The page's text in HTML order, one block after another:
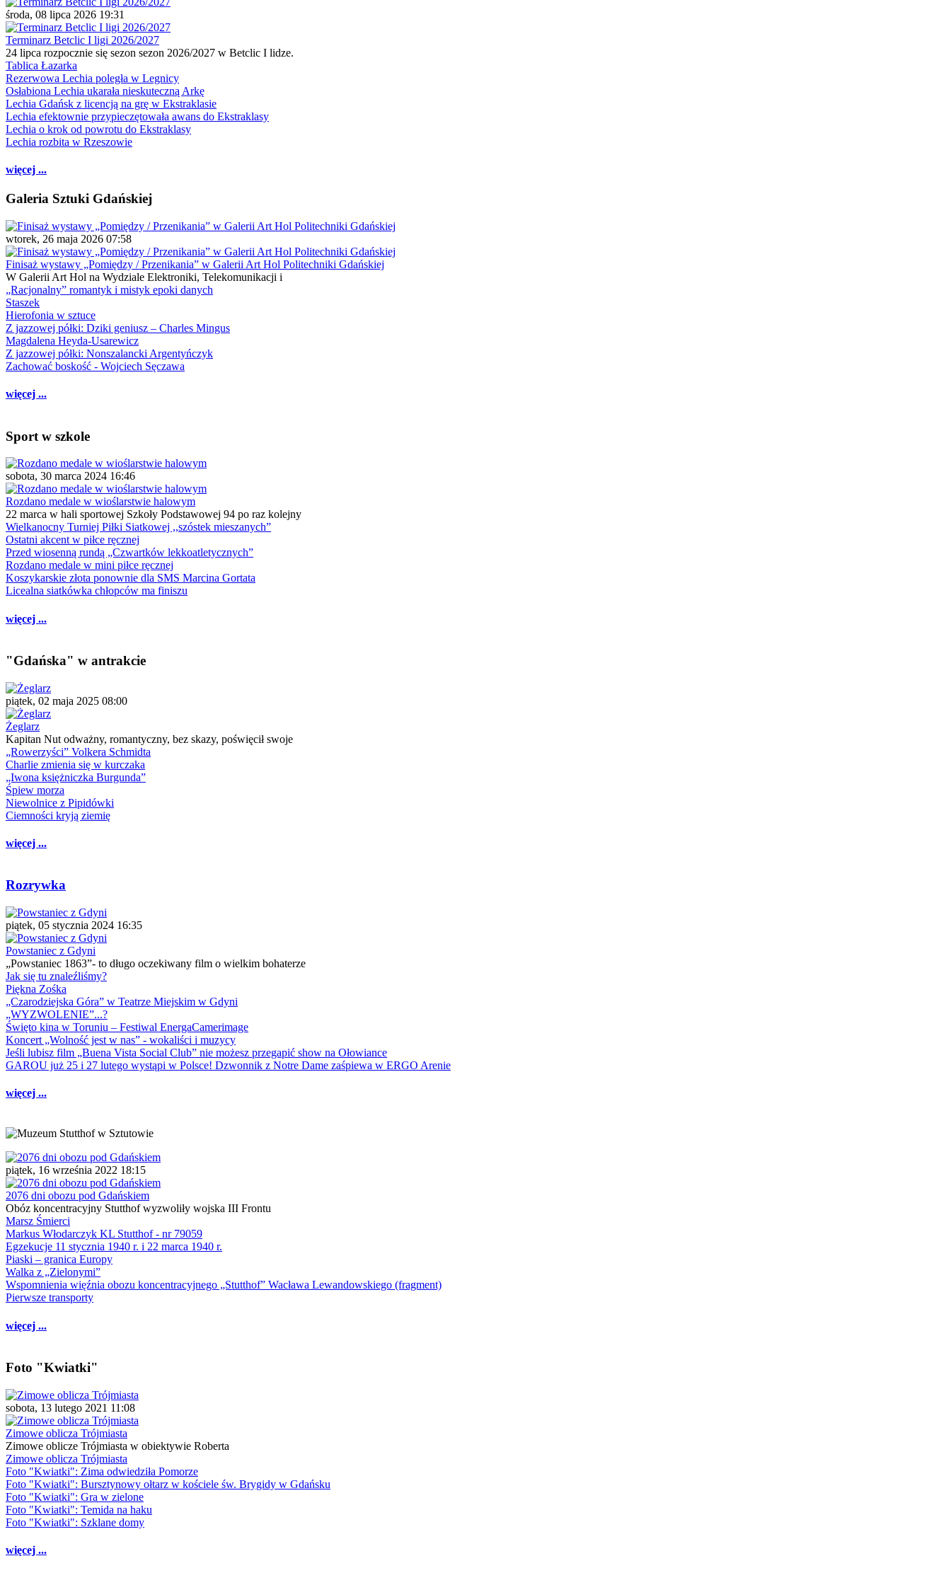
środa, 08 lipca 2026 19:31
Terminarz Betclic I ligi 2026/2027
24 lipca rozpocznie się sezon sezon 2026/2027 w Betclic I lidze.
Tablica Łazarka
Rezerwowa Lechia poległa w Legnicy
Osłabiona Lechia ukarała nieskuteczną Arkę
Lechia Gdańsk z licencją na grę w Ekstraklasie
Lechia efektownie przypieczętowała awans do Ekstraklasy
Lechia o krok od powrotu do Ekstraklasy
Lechia rozbita w Rzeszowie
więcej ...
Galeria Sztuki Gdańskiej
wtorek, 26 maja 2026 07:58
Finisaż wystawy „Pomiędzy / Przenikania” w Galerii Art Hol Politechniki Gdańskiej
W Galerii Art Hol na Wydziale Elektroniki, Telekomunikacji i
„Racjonalny” romantyk i mistyk epoki danych
Staszek
Hierofonia w sztuce
Z jazzowej półki: Dziki geniusz – Charles Mingus
Magdalena Heyda-Usarewicz
Z jazzowej półki: Nonszalancki Argentyńczyk
Zachować boskość - Wojciech Sęczawa
więcej ...
Sport w szkole
sobota, 30 marca 2024 16:46
Rozdano medale w wioślarstwie halowym
22 marca w hali sportowej Szkoły Podstawowej 94 po raz kolejny
Wielkanocny Turniej Piłki Siatkowej ,,szóstek mieszanych”
Ostatni akcent w piłce ręcznej
Przed wiosenną rundą „Czwartków lekkoatletycznych”
Rozdano medale w mini piłce ręcznej
Koszykarskie złota ponownie dla SMS Marcina Gortata
Licealna siatkówka chłopców ma finiszu
więcej ...
"Gdańska" w antrakcie
piątek, 02 maja 2025 08:00
Żeglarz
Kapitan Nut odważny, romantyczny, bez skazy, poświęcił swoje
„Rowerzyści” Volkera Schmidta
Charlie zmienia się w kurczaka
„Iwona księżniczka Burgunda”
Śpiew morza
Niewolnice z Pipidówki
Ciemności kryją ziemię
więcej ...
Rozrywka
piątek, 05 stycznia 2024 16:35
Powstaniec z Gdyni
„Powstaniec 1863”- to długo oczekiwany film o wielkim bohaterze
Jak się tu znaleźliśmy?
Piękna Zośka
„Czarodziejska Góra” w Teatrze Miejskim w Gdyni
„WYZWOLENIE”...?
Święto kina w Toruniu – Festiwal EnergaCamerimage
Koncert „Wolność jest w nas” - wokaliści i muzycy
Jeśli lubisz film „Buena Vista Social Club” nie możesz przegapić show na Ołowiance
GAROU już 25 i 27 lutego wystąpi w Polsce! Dzwonnik z Notre Dame zaśpiewa w ERGO Arenie
więcej ...
piątek, 16 września 2022 18:15
2076 dni obozu pod Gdańskiem
Obóz koncentracyjny Stutthof wyzwoliły wojska III Frontu
Marsz Śmierci
Markus Włodarczyk KL Stutthof - nr 79059
Egzekucje 11 stycznia 1940 r. i 22 marca 1940 r.
Piaski – granica Europy
Walka z „Zielonymi”
Wspomnienia więźnia obozu koncentracyjnego „Stutthof” Wacława Lewandowskiego (fragment)
Pierwsze transporty
więcej ...
Foto "Kwiatki"
sobota, 13 lutego 2021 11:08
Zimowe oblicza Trójmiasta
Zimowe oblicze Trójmiasta w obiektywie Roberta
Zimowe oblicza Trójmiasta
Foto "Kwiatki": Zima odwiedziła Pomorze
Foto "Kwiatki": Bursztynowy ołtarz w kościele św. Brygidy w Gdańsku
Foto "Kwiatki": Gra w zielone
Foto "Kwiatki": Temida na haku
Foto "Kwiatki": Szklane domy
więcej ...